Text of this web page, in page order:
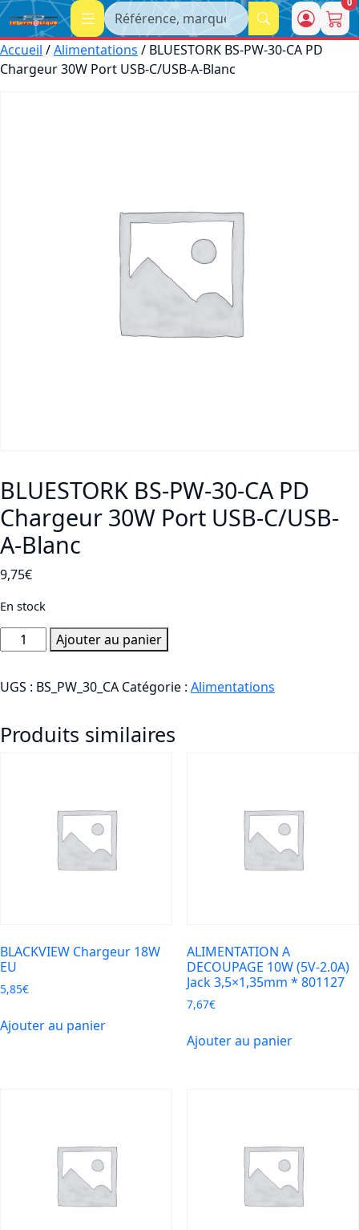
Recherche
Accueil /Alimentations / BLUESTORK BS-PW-30-CA PD
Chargeur 30W Port USB-C/USB-A-Blanc
BLUESTORK BS-PW-30-CA PD
Chargeur 30W Port USB-C/USB-
A-Blanc
9,75€
En stock
quantité
de
BS-
30-
Ajouter au panier
UGS : BS_PW_30_CA Catégorie : Alimentations
Produits similaires
BLACKVIEW Chargeur 18W
EU
5,85€
Ajouter au panier
ALIMENTATION A
DECOUPAGE 10W (5V-2.0A)
Jack 3,5×1,35mm * 801127
7,67€
Ajouter au panier